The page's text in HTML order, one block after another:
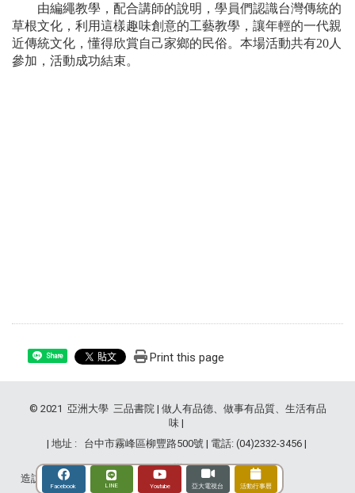
Facebook LINE Youtube 亞大電視台 活動行事曆
由編繩教學，配合講師的說明，學員們認識台灣傳統的
草根文化，利用這樣趣味創意的工藝教學，讓年輕的一代親
近傳統文化，懂得欣賞自己家鄉的民俗。本場活動共有20人
參加，活動成功結束。
Share Print this page
© 2021 亞洲大學 三品書院 | 做人有品德、做事有品質、生活有品
味 |
| 地址 : 台中市霧峰區柳豐路500號 | 電話: (04)2332-3456 |
造訪人次 : 2833300